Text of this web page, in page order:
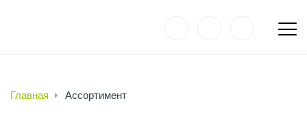
Главная Ассортимент